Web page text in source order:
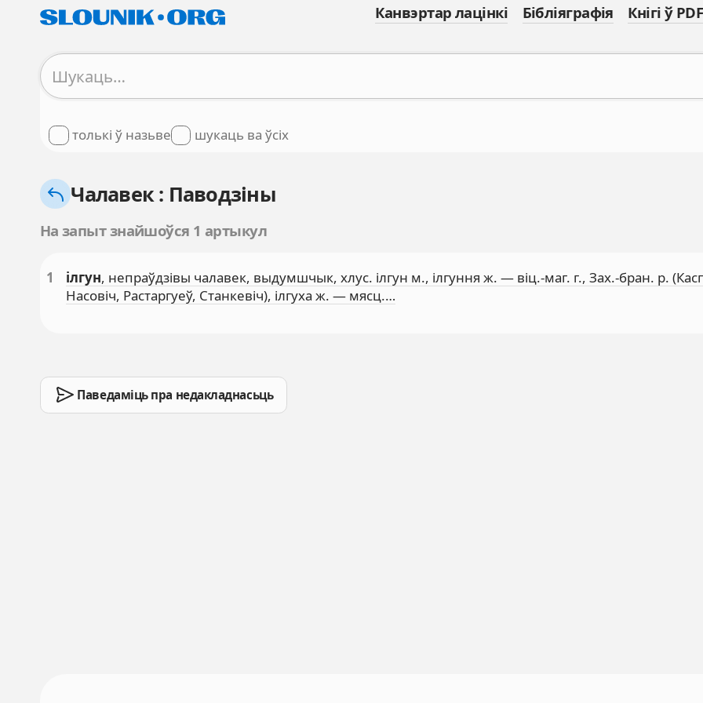
Канвэртар лацінкі Бібліяграфія Кнігі ў
толькі ў назьве шукаць ва ўсіх
Чалавек : Паводзіны
На запыт знайшоўся 1 артыкул
1 ілгун, непраўдзівы чалавек, выдумшчык, хлус. ілгун м., ілгуння ж. — віц.-маг. г., Зах.-бран. р.
Насовіч, Растаргуеў, Станкевіч), ілгуха ж. — мясц.…
Паведаміць пра недакладнасьць